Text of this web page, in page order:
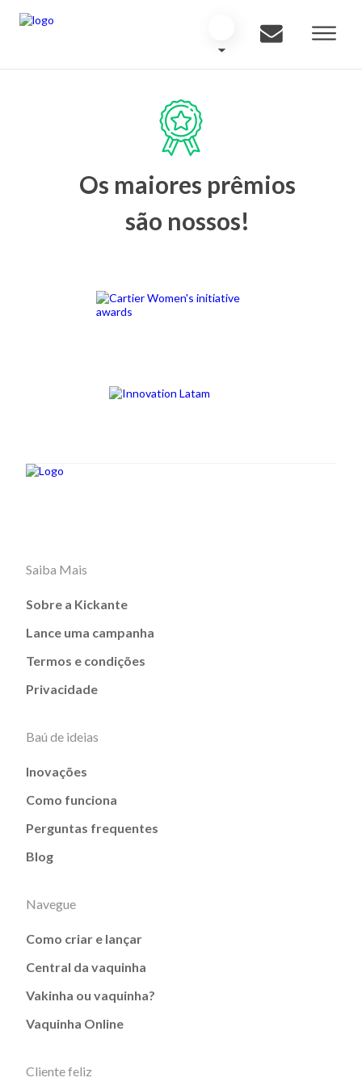
Os maiores prêmios
são nossos!
Saiba Mais
Sobre a Kickante
Lance uma campanha
Termos e condições
Privacidade
Baú de ideias
Inovações
Como funciona
Perguntas frequentes
Blog
Navegue
Como criar e lançar
Central da vaquinha
Vakinha ou vaquinha?
Vaquinha Online
Cliente feliz